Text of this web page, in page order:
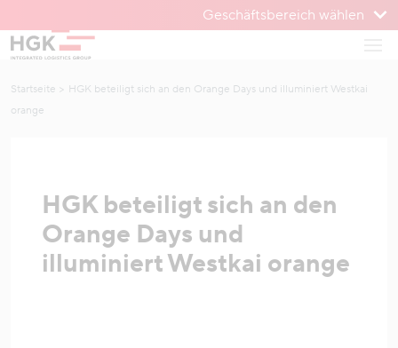
Zum Inhalt
Geschäftsbereich wählen
Startseite
HGK beteiligt sich an den Orange Days und illuminiert Westkai
orange
HGK beteiligt sich an den
Orange Days und
illuminiert Westkai orange